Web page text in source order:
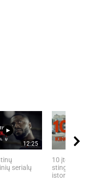
12:25
serialų
10 įtemptų,
stingdančių
istorijų